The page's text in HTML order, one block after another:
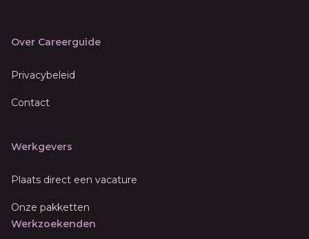
Over Careerguide
Privacybeleid
Contact
Werkgevers
Plaats direct een vacature
Onze pakketten
Werkzoekenden